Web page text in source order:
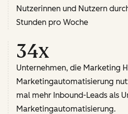
Nutzerinnen und Nutzern
Stunden pro Woche
34x
Unternehmen, die Marketing
Marketingautomatisierung
mal mehr Inbound-Leads als
Marketingautomatisierung.